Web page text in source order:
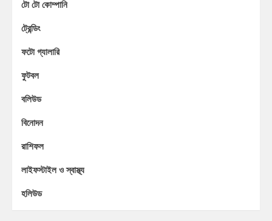
টো টো কোম্পানি
ট্রেন্ডিং
ফটো গ্যালারি
ফুটবল
বলিউড
বিনোদন
রাশিফল
লাইফস্টাইল ও স্বাস্থ্য
হলিউড